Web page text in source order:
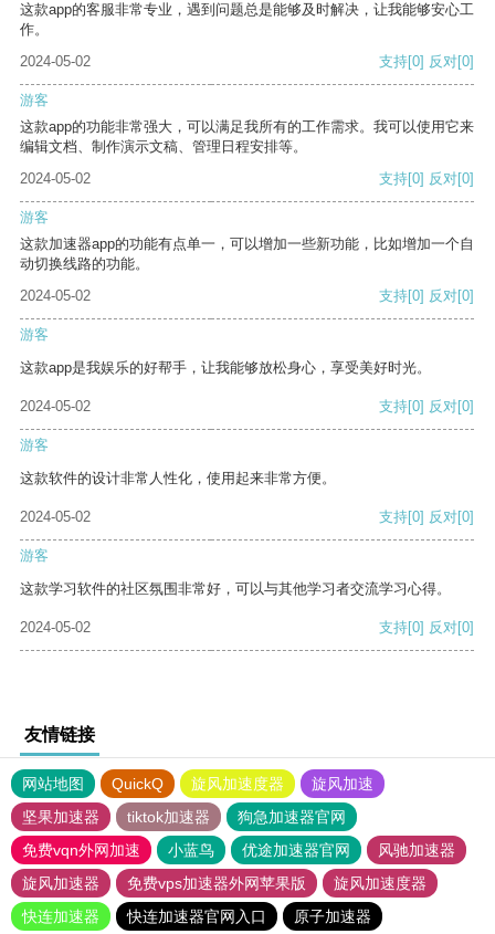
这款app的客服非常专业，遇到问题总是能够及时解决，让我能够安心工
作。
2024-05-02
支持[0] 反对[0]
游客
这款app的功能非常强大，可以满足我所有的工作需求。我可以使用它来
编辑文档、制作演示文稿、管理日程安排等。
2024-05-02
支持[0] 反对[0]
游客
这款加速器app的功能有点单一，可以增加一些新功能，比如增加一个自
动切换线路的功能。
2024-05-02
支持[0] 反对[0]
游客
这款app是我娱乐的好帮手，让我能够放松身心，享受美好时光。
2024-05-02 支持[0] 反对[0]
游客
这款软件的设计非常人性化，使用起来非常方便。
2024-05-02 支持[0] 反对[0]
游客
这款学习软件的社区氛围非常好，可以与其他学习者交流学习心得。
2024-05-02 支持[0] 反对[0]
友情链接
网站地图 QuickQ 旋风加速度器
旋风加速
坚果加速器
tiktok加速器
狗急加速器官网
免费vqn外网加速
小蓝鸟 优途加速器官网
风驰加速器
旋风加速器
免费vps加速器外网苹果版
旋风加速度器
快连加速器
快连加速器官网入口 原子加速器